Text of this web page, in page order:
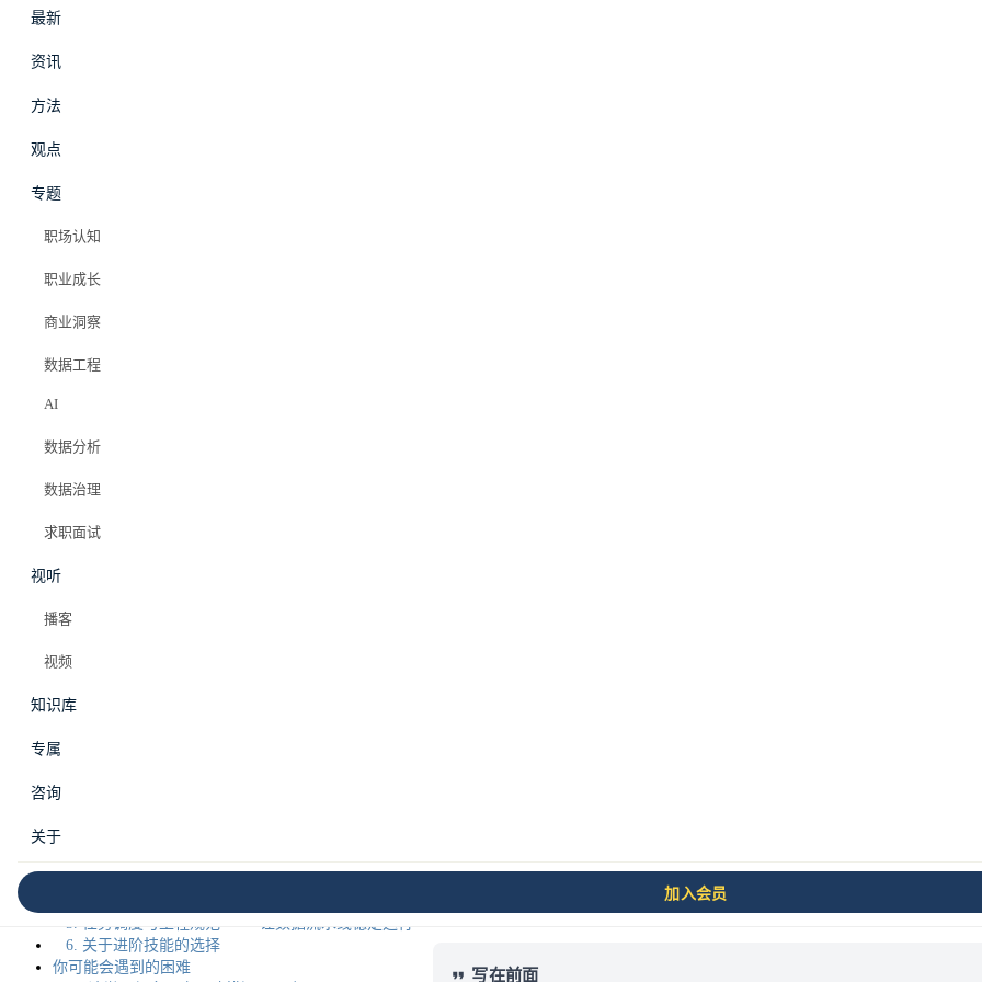
最新
资讯
方法
观点
专题
职场认知
职业成长
商业洞察
数据工程
AI
数据分析
数据治理
求职面试
视听
播客
视频
知识库
专属
咨询
关于
加入会员
数据开发 L2:核心构
建
#数据工程师如何进阶
数据开发工程师 L2：核心构建
画像一：SQL 写得不错，但 Hive 跑起来完全不一样
L2 阶段的核心目标
5. 任务调度与工程规范 —— 让数据流水线稳定运行
6. 关于进阶技能的选择
你可能会遇到的困难
数据开发工程师 L2：核心
写在前面